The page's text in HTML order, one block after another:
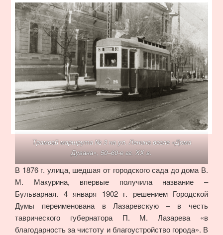
Трамвай маршрута № 3 на ул. Ленина возле «Дома
Дувана», 50–60-е гг. ХХ в.
В 1876 г. улица, шедшая от городского сада до дома В.
М. Макурина, впервые получила название –
Бульварная. 4 января 1902 г. решением Городской
Думы переименована в Лазаревскую – в честь
таврического губернатора П. М. Лазарева «в
благодарность за чистоту и благоустройство города». В